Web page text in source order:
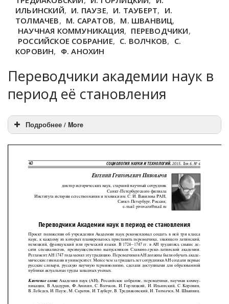
ИЛЬИНСКИЙ, И. ПАУЗЕ, И. ТАУБЕРТ, И.
ТОЛМАЧЕВ, М. САРАТОВ, М. ШВАНВИЦ,
НАУЧНАЯ КОММУНИКАЦИЯ, ПЕРЕВОДЧИКИ,
РОССИЙСКОЕ СОБРАНИЕ, С. ВОЛЧКОВ, С.
КОРОВИН, Ф. АНОХИН
Переводчики академии наук в
период её становления
Подробнее / More